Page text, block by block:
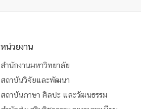
หน่วยงาน
สำนักงานมหาวิทยาลัย
สถาบันวิจัยและพัฒนา
สถาบันภาษา ศิลปะ และวัฒนธรรม